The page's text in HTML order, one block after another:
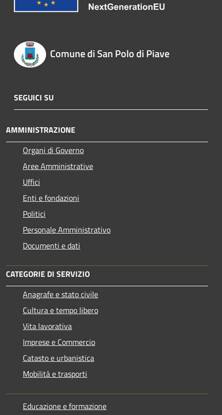
Comune di San Polo di Piave
SEGUICI SU
AMMINISTRAZIONE
Organi di Governo
Aree Amministrative
Uffici
Enti e fondazioni
Politici
Personale Amministrativo
Documenti e dati
CATEGORIE DI SERVIZIO
Anagrafe e stato civile
Cultura e tempo libero
Vita lavorativa
Imprese e Commercio
Catasto e urbanistica
Mobilità e trasporti
Educazione e formazione